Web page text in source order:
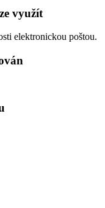
využít
elektronickou poštou.